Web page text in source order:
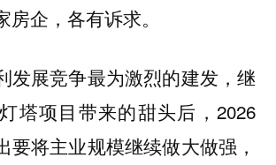
企，各有诉求。
发展竞争最为激烈的建发，继
塔项目带来的甜头后，2026
要将主业规模继续做大做强，